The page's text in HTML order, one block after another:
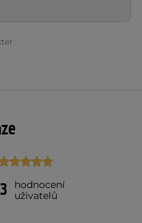
3
hodnocení
uživatelů